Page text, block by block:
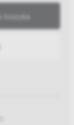
koszyka